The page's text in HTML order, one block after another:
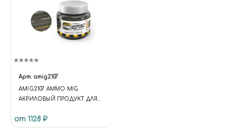
Арт. amig2107
AMIG2107 AMMO MIG
АКРИЛОВЫЙ ПРОДУКТ ДЛЯ
ASPHALT GROUND
от 1128 ₽